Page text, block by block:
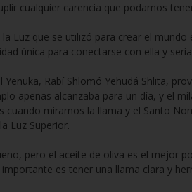
cualquier carencia que podamos
la Luz que se utilizó para crear el mundo
única para conectarse con ella y
Rabí Shlomó Yehudá Shlita,
apenas alcanzaba para un día, y el
miramos la llama y el Santo
Luz Superior.
pero el aceite de oliva es el mejor
es tener una llama clara y